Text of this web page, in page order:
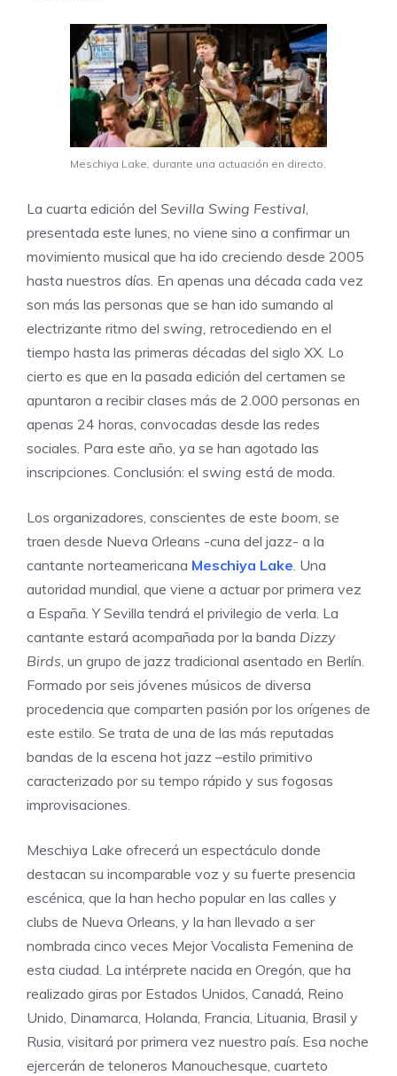
Meschiya Lake, durante una actuación en directo.
La cuarta edición del Sevilla Swing Festival,
presentada este lunes, no viene sino a confirmar un
movimiento musical que ha ido creciendo desde 2005
hasta nuestros días. En apenas una década cada vez
son más las personas que se han ido sumando al
electrizante ritmo del swing, retrocediendo en el
tiempo hasta las primeras décadas del siglo XX. Lo
cierto es que en la pasada edición del certamen se
apuntaron a recibir clases más de 2.000 personas en
apenas 24 horas, convocadas desde las redes
sociales. Para este año, ya se han agotado las
inscripciones. Conclusión: el swing está de moda.
Los organizadores, conscientes de este boom, se
traen desde Nueva Orleans -cuna del jazz- a la
cantante norteamericana Meschiya Lake. Una
autoridad mundial, que viene a actuar por primera vez
a España. Y Sevilla tendrá el privilegio de verla. La
cantante estará acompañada por la banda Dizzy
Birds, un grupo de jazz tradicional asentado en Berlín.
Formado por seis jóvenes músicos de diversa
procedencia que comparten pasión por los orígenes de
este estilo. Se trata de una de las más reputadas
bandas de la escena hot jazz –estilo primitivo
caracterizado por su tempo rápido y sus fogosas
improvisaciones.
Meschiya Lake ofrecerá un espectáculo donde
destacan su incomparable voz y su fuerte presencia
escénica, que la han hecho popular en las calles y
clubs de Nueva Orleans, y la han llevado a ser
nombrada cinco veces Mejor Vocalista Femenina de
esta ciudad. La intérprete nacida en Oregón, que ha
realizado giras por Estados Unidos, Canadá, Reino
Unido, Dinamarca, Holanda, Francia, Lituania, Brasil y
Rusia, visitará por primera vez nuestro país. Esa noche
ejercerán de teloneros Manouchesque, cuarteto